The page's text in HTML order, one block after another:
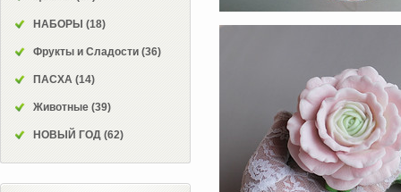
НАБОРЫ (18)
Фрукты и Сладости (36)
ПАСХА (14)
Животные (39)
НОВЫЙ ГОД (62)